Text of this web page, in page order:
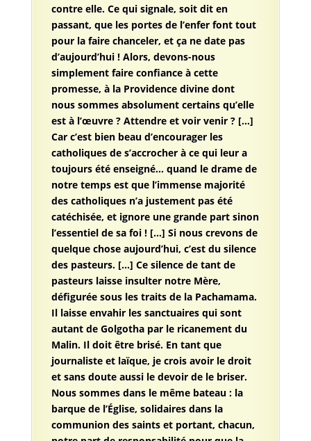
contre elle. Ce qui signale, soit dit en
passant, que les portes de l’enfer font tout
pour la faire chanceler, et ça ne date pas
d’aujourd’hui ! Alors, devons-nous
simplement faire confiance à cette
promesse, à la Providence divine dont
nous sommes absolument certains qu’elle
est à l’œuvre ? Attendre et voir venir ? […]
Car c’est bien beau d’encourager les
catholiques de s’accrocher à ce qui leur a
toujours été enseigné… quand le drame de
notre temps est que l’immense majorité
des catholiques n’a justement pas été
catéchisée, et ignore une grande part sinon
l’essentiel de sa foi ! […] Si nous crevons de
quelque chose aujourd’hui, c’est du silence
des pasteurs. […] Ce silence de tant de
pasteurs laisse insulter notre Mère,
défigurée sous les traits de la Pachamama.
Il laisse envahir les sanctuaires qui sont
autant de Golgotha par le ricanement du
Malin. Il doit être brisé. En tant que
journaliste et laïque, je crois avoir le droit
et sans doute aussi le devoir de le briser.
Nous sommes dans le même bateau : la
barque de l’Église, solidaires dans la
communion des saints et portant, chacun,